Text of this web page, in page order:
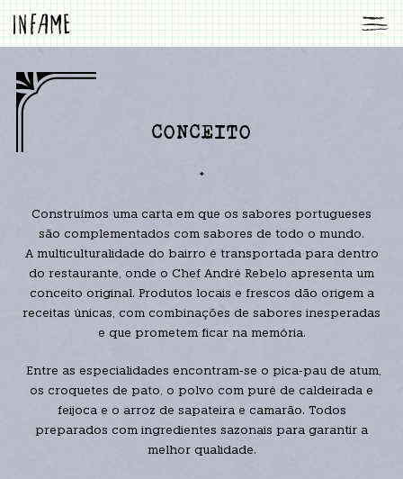
CONCEITO
*
Construímos uma carta em que os sabores portugueses
são complementados com sabores de todo o mundo.
A multiculturalidade do bairro é transportada para dentro
do restaurante, onde o Chef André Rebelo apresenta um
conceito original. Produtos locais e frescos dão origem a
receitas únicas, com combinações de sabores inesperadas
e que prometem ficar na memória.
Entre as especialidades encontram-se o pica-pau de atum,
os croquetes de pato, o polvo com puré de caldeirada e
feijoca e o arroz de sapateira e camarão. Todos
preparados com ingredientes sazonais para garantir a
melhor qualidade.